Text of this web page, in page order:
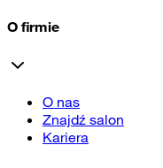
O firmie
O nas
Znajdź salon
Kariera